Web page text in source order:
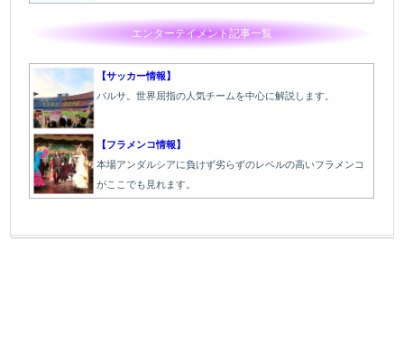
エンターテイメント記事一覧
【サッカー情報】
バルサ。世界屈指の人気チームを中心に解説します。
【フラメンコ情報】
本場アンダルシアに負けず劣らずのレベルの高いフラメンコ
がここでも見れます。